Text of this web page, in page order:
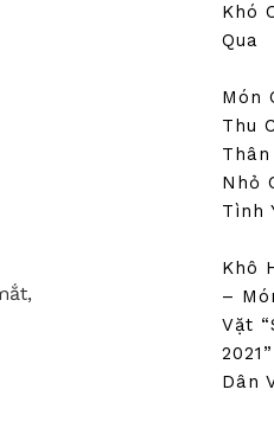
Khó
Qua
Món
Thu
Nhỏ
Tình
Khô
–
Vặt
Dân